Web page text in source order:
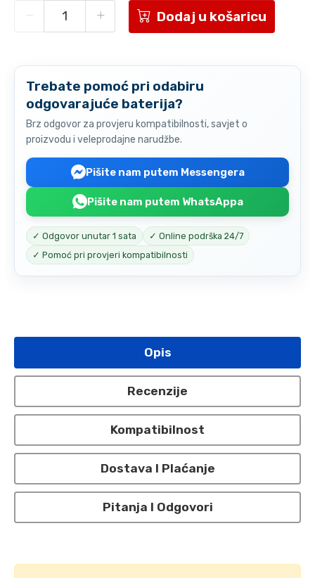
Dodaj u košaricu
Trebate pomoć pri odabiru
odgovarajuće baterija?
Brz odgovor za provjeru kompatibilnosti, savjet o
proizvodu i veleprodajne narudžbe.
Pišite nam putem Messengera
Pišite nam putem WhatsAppa
✓ Odgovor unutar 1 sata
✓ Online podrška 24/7
✓ Pomoć pri provjeri kompatibilnosti
Opis
Recenzije
Kompatibilnost
Dostava I Plaćanje
Pitanja I Odgovori